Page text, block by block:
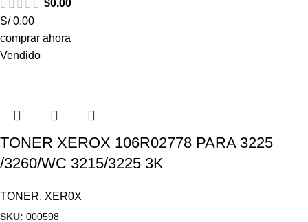
$0.00
S/ 0.00
comprar ahora
Vendido
TONER XEROX 106R02778 PARA 3225
/3260/WC 3215/3225 3K
TONER, XER0X
SKU: 000598